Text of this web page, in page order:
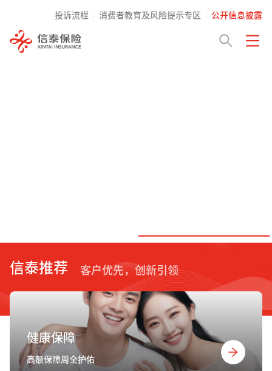
投诉流程 消费者教育及风险提示专区 公开信息披露
信泰推荐 客户优先，创新引领
健康保障
高额保障周全护佑